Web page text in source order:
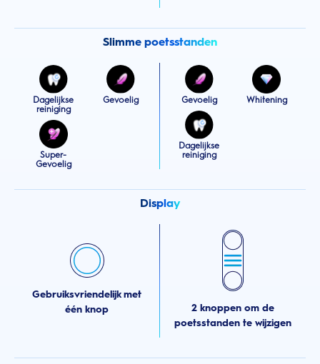
Slimme poetsstanden
Dagelijkse
reiniging
Gevoelig
Super-
Gevoelig
Gevoelig Whitening
Dagelijkse
reiniging
Display
Gebruiksvriendelijk met
één knop
2 knoppen om de
poetsstanden te wijzigen